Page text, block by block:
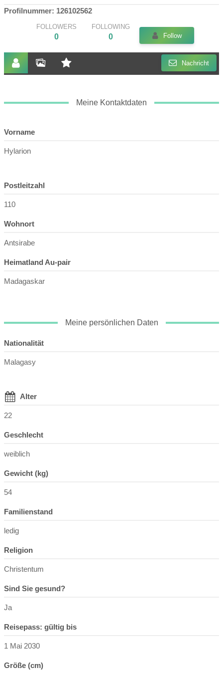
Profilnummer: 126102562
FOLLOWERS
0
FOLLOWING
0 Follow
Nachricht
Meine Kontaktdaten
Vorname
Hylarion
Postleitzahl
110
Wohnort
Antsirabe
Heimatland Au-pair
Madagaskar
Meine persönlichen Daten
Nationalität
Malagasy
Alter
22
Geschlecht
weiblich
Gewicht (kg)
54
Familienstand
ledig
Religion
Christentum
Sind Sie gesund?
Ja
Reisepass: gültig bis
1 Mai 2030
Größe (cm)